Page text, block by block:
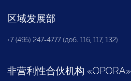
区域发展部
+7 (495) 247-4777 (доб. 116, 117, 132)
非营利性合伙机构 «OPORA»